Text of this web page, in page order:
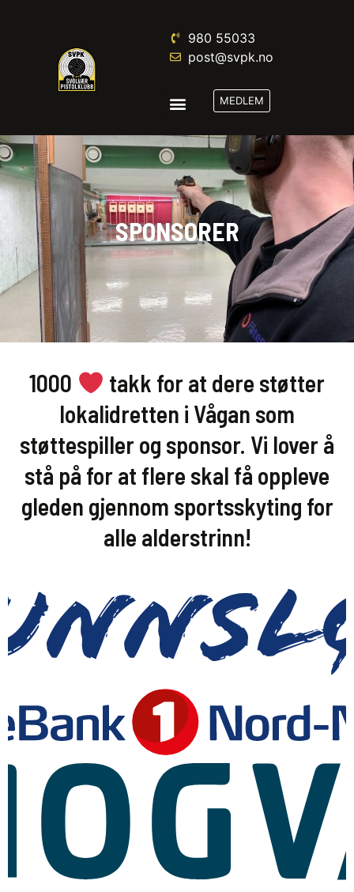
980 55033‬
post@svpk.no
MEDLEM
SPONSORER
1000
takk for at dere støtter
lokalidretten i Vågan som
støttespiller og sponsor. Vi lover å
stå på for at flere skal få oppleve
gleden gjennom sportsskyting for
alle alderstrinn!